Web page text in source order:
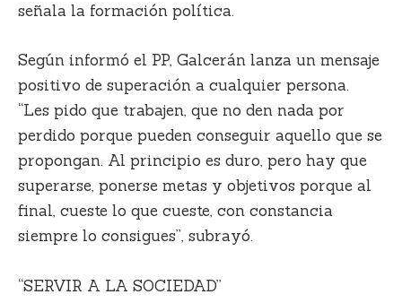
señala la formación política.
Según informó el PP, Galcerán lanza un mensaje
positivo de superación a cualquier persona.
“Les pido que trabajen, que no den nada por
perdido porque pueden conseguir aquello que se
propongan. Al principio es duro, pero hay que
superarse, ponerse metas y objetivos porque al
final, cueste lo que cueste, con constancia
siempre lo consigues”, subrayó.
“SERVIR A LA SOCIEDAD”